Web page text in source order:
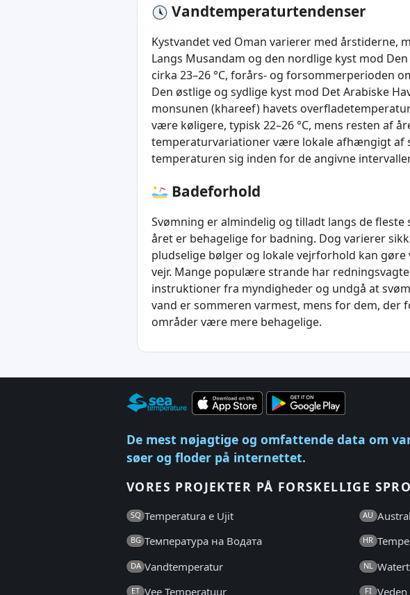
Vandtemperaturtendenser
Kystvandet ved Oman varierer med årstiderne,
Langs Musandam og den nordlige kyst mod
cirka 23–26 °C, forårs- og forsommerperioden
Den østlige og sydlige kyst mod Det Arabiske
monsunen (khareef) havets
være køligere, typisk 22–26 °C, mens resten af
temperaturvariationer være lokale afhængigt af
temperaturen sig inden for de angivne
Badeforhold
Svømning er almindelig og tilladt langs de
året er behagelige for badning. Dog varierer
pludselige bølger og lokale vejrforhold kan
vejr. Mange populære strande har
instruktioner fra myndigheder og undgå at
vand er sommeren varmest, mens for dem,
områder være mere behagelige.
De mest nøjagtige og omfattende data om
søer og floder på internettet.
VORES PROJEKTER PÅ FORSKELLIGE
SQ Temperatura e Ujit AU
BG Температура на Водата HR
DA Vandtemperatur NL
ET Vee Temperatuur FI